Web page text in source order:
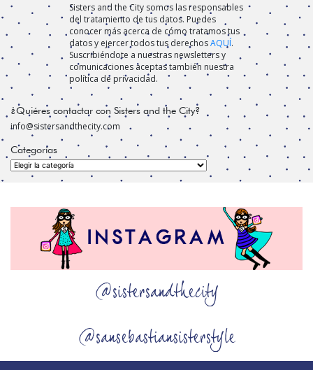
Sisters and the City somos las responsables
del tratamiento de tus datos. Puedes
conocer más acerca de cómo tratamos tus
datos y ejercer todos tus derechosAQUÍ.
Suscribiéndote a nuestras newsletters y
comunicaciones aceptas también nuestra
política de privacidad.
¿Quiéres contactar con Sisters and the City?
info@sistersandthecity.com
Categorías
Categorías
@sistersandthecity
@sansebastiansisterstyle